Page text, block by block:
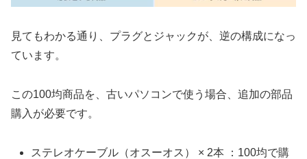
見てもわかる通り、プラグとジャックが、逆の構成になっ
ています。
この100均商品を、古いパソコンで使う場合、追加の部品
購入が必要です。
ステレオケーブル（オスーオス） × 2本 ：100均で購